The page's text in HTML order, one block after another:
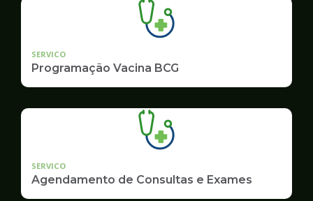
SERVICO
Programação Vacina BCG
SERVICO
Agendamento de Consultas e Exames